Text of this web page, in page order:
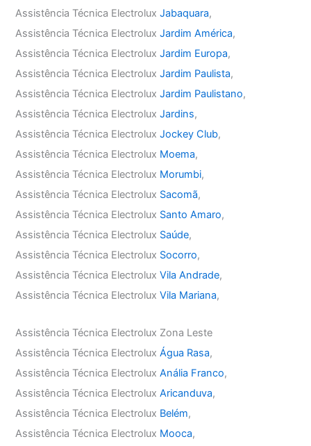
Assistência Técnica ElectroluxJabaquara,
Assistência Técnica ElectroluxJardim América,
Assistência Técnica ElectroluxJardim Europa,
Assistência Técnica ElectroluxJardim Paulista,
Assistência Técnica ElectroluxJardim Paulistano,
Assistência Técnica ElectroluxJardins,
Assistência Técnica ElectroluxJockey Club,
Assistência Técnica Electrolux Moema,
Assistência Técnica Electrolux Morumbi,
Assistência Técnica Electrolux Sacomã,
Assistência Técnica Electrolux Santo Amaro,
Assistência Técnica Electrolux Saúde,
Assistência Técnica Electrolux Socorro,
Assistência Técnica ElectroluxVila Andrade,
Assistência Técnica ElectroluxVila Mariana,
Assistência Técnica Electrolux Zona Leste
Assistência Técnica ElectroluxÁgua Rasa,
Assistência Técnica ElectroluxAnália Franco,
Assistência Técnica ElectroluxAricanduva,
Assistência Técnica Electrolux Belém,
Assistência Técnica Electrolux Mooca,